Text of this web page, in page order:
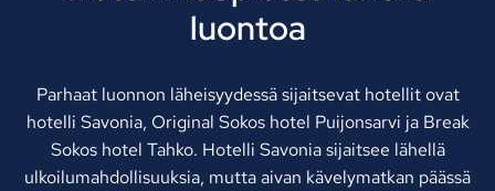
luontoa
Parhaat luonnon läheisyydessä sijaitsevat hotellit ovat
hotelli Savonia, Original Sokos hotel Puijonsarvi ja Break
Sokos hotel Tahko. Hotelli Savonia sijaitsee lähellä
ulkoilumahdollisuuksia, mutta aivan kävelymatkan päässä